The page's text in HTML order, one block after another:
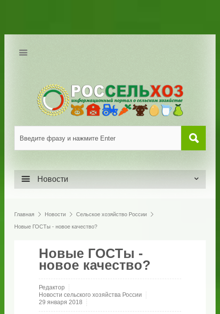
Новости
Главная Новости Сельское хозяйство России
Новые ГОСТы - новое качество?
Новые ГОСТы -
новое качество?
Редактор
Новости сельского хозяйства России
29 января 2018